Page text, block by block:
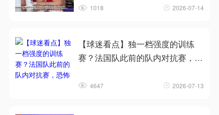
1018 2026-07-14
【球迷看点】独一档强度的训练
赛？法国队此前的队内对抗赛，恐
4647 2026-07-13